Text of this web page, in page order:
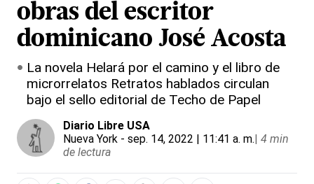
obras del escritor
dominicano José Acosta
La novela Helará por el camino y el libro de
microrrelatos Retratos hablados circulan
bajo el sello editorial de Techo de Papel
Diario Libre USA
Nueva York - sep. 14, 2022 | 11:41 a. m.| 4 min
de lectura